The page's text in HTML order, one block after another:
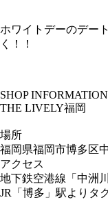
ホワイトデーのデー
く！！
SHOP INFORMATION
THE LIVELY福岡
場所
福岡県福岡市博多区
アクセス
地下鉄空港線「中洲
​JR「博多」駅よりタ